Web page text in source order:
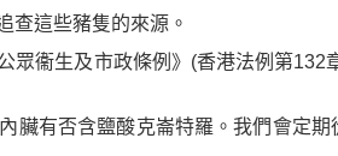
查這些豬隻的來源。
眾衞生及市政條例》(香港法例第132
臟有否含鹽酸克崙特羅。我們會定